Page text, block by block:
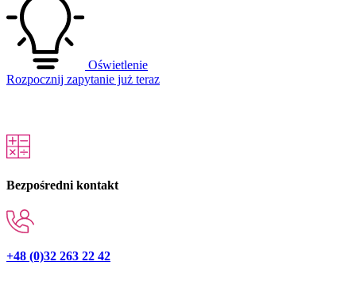
Oświetlenie
Rozpocznij zapytanie już teraz
Bezpośredni kontakt
+48 (0)32 263 22 42